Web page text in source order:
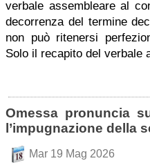
verbale assembleare al
decorrenza del termine
non può ritenersi
Solo il recapito del verbale
Omessa pronuncia
l’impugnazione della
Mar 19 Mag 2026